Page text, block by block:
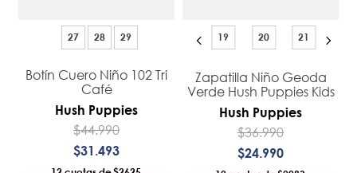
27 28 29
Botín Cuero Niño 102 Tri
Café
Hush Puppies
$44.990
$31 .493
19 20 21
Zapatilla Niño Geoda
Verde Hush Puppies Kids
Hush Puppies
$36.990
$24.990